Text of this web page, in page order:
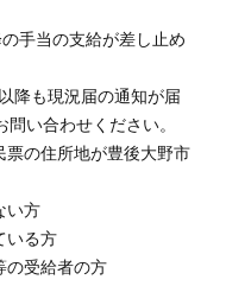
手当の支給が差し止め
降も現況届の通知が届
い合わせください。
の住所地が豊後大野市
い方
いる方
受給者の方